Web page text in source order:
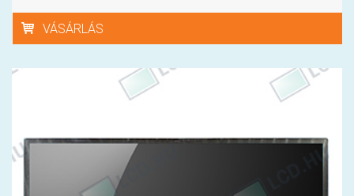
VÁSÁRLÁS